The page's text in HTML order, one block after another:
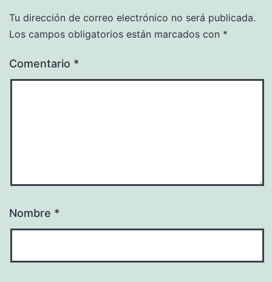
Tu dirección de correo electrónico no será publicada.
Los campos obligatorios están marcados con *
Comentario *
Nombre *